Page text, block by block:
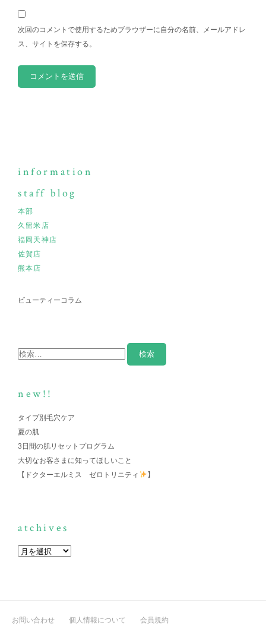
次回のコメントで使用するためブラウザーに自分の名前、メールアドレ
ス、サイトを保存する。
information
staff blog
本部
久留米店
福岡天神店
佐賀店
熊本店
ビューティーコラム
new!!
タイプ別毛穴ケア
夏の肌
3日間の肌リセットプログラム
大切なお客さまに知ってほしいこと
【ドクターエルミス ゼロトリニティ
】
atchives
お問い合わせ 個人情報について 会員規約